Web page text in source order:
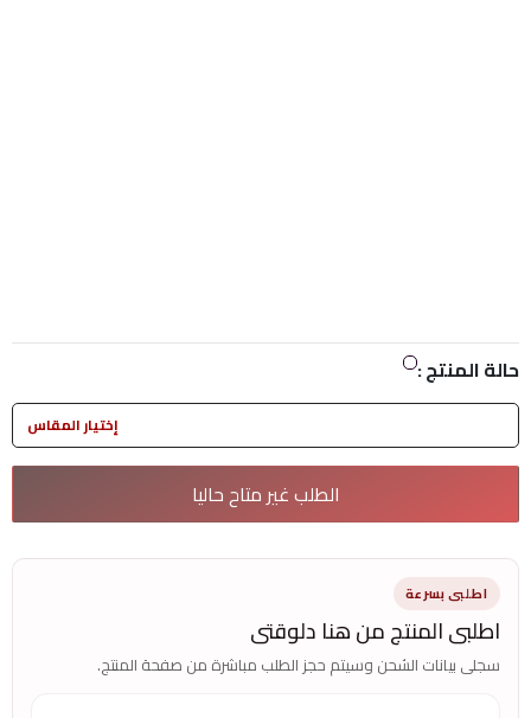
حالة المنتج :
إختيار المقاس
الطلب غير متاح حاليا
اطلبى بسرعة
اطلبى المنتج من هنا دلوقتى
سجلى بيانات الشحن وسيتم حجز الطلب مباشرة من صفحة المنتج.